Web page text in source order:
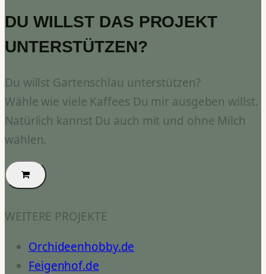
DU WILLST DAS PROJEKT
UNTERSTÜTZEN?
Du willst Gartenschlau unterstützen?
Wähle wie viele Kaffees Du mir ausgeben willst.
Natürlich kannst Du auch mit und ohne Milch
wählen.
WEITERE PROJEKTE
Orchideenhobby.de
Feigenhof.de